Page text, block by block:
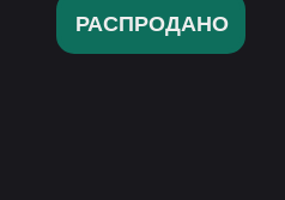
РАСПРОДАНО